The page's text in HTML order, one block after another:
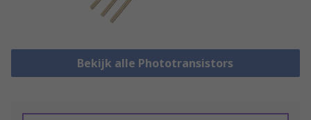
Bekijk alle Phototransistors